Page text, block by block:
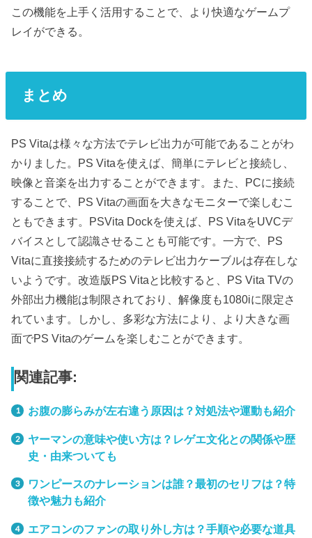
この機能を上手く活用することで、より快適なゲームプ
レイができる。
まとめ
PS Vitaは様々な方法でテレビ出力が可能であることがわ
かりました。PS Vitaを使えば、簡単にテレビと接続し、
映像と音楽を出力することができます。また、PCに接続
することで、PS Vitaの画面を大きなモニターで楽しむこ
ともできます。PSVita Dockを使えば、PS VitaをUVCデ
バイスとして認識させることも可能です。一方で、PS
Vitaに直接接続するためのテレビ出力ケーブルは存在しな
いようです。改造版PS Vitaと比較すると、PS Vita TVの
外部出力機能は制限されており、解像度も1080iに限定さ
れています。しかし、多彩な方法により、より大きな画
面でPS Vitaのゲームを楽しむことができます。
関連記事:
お腹の膨らみが左右違う原因は？対処法や運動も紹介
ヤーマンの意味や使い方は？レゲエ文化との関係や歴
史・由来ついても
ワンピースのナレーションは誰？最初のセリフは？特
徴や魅力も紹介
エアコンのファンの取り外し方は？手順や必要な道具